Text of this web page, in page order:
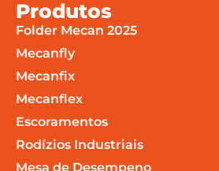
Produtos
Folder Mecan 2025
Mecanfly
Mecanfix
Mecanflex
Escoramentos
Rodízios Industriais
Mesa de Desempeno